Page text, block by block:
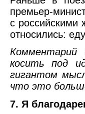
премьер-
с российскими
относились:
Комментарий
косить под
гигантом
что это
7. Я